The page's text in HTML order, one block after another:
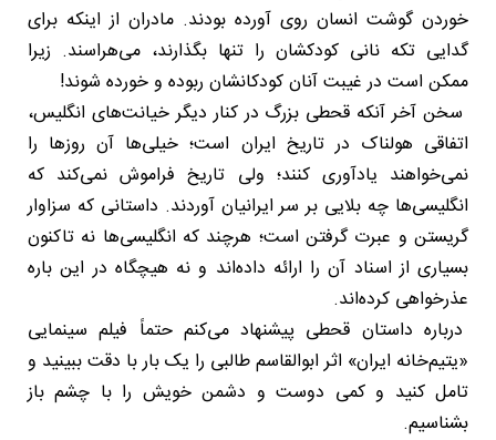
خوردن گوشت انسان روی آورده بودند. مادران از اینکه برای
گدایی تکه نانی کودکشان را تنها بگذارند، می‌هراسند. زیرا
ممکن است در غیبت آنان کودکانشان ربوده و خورده شوند!
سخن آخر آنکه قحطی بزرگ در کنار دیگر خیانت‌های انگلیس،
اتفاقی هولناک در تاریخ ایران است؛ خیلی‌ها آن روزها را
نمی‌خواهند یادآوری کنند؛ ولی تاریخ فراموش نمی‌کند که
انگلیسی‌ها چه بلایی بر سر ایرانیان آوردند. داستانی که سزاوار
گریستن و عبرت گرفتن است؛ هرچند که انگلیسی‌ها نه تاکنون
بسیاری از اسناد آن را ارائه داده‌اند و نه هیچگاه در این باره
عذرخواهی کرده‌اند.
درباره داستان قحطی پیشنهاد می‌کنم حتماً فیلم سینمایی
«یتیم‌خانه ایران» اثر ابوالقاسم طالبی را یک بار با دقت ببینید و
تامل کنید و کمی دوست و دشمن خویش را با چشم باز
بشناسیم.